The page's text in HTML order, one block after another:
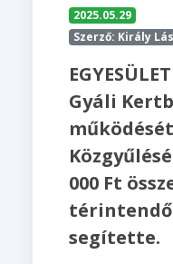
2025.05.29
Szerző: Király
Gyáli
000 Ft
segítette.